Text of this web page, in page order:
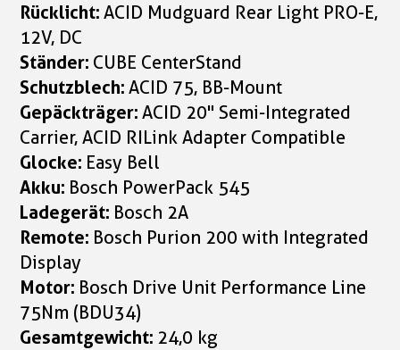
Rücklicht:ACID Mudguard Rear Light PRO-E,
12V, DC
Ständer: CUBE CenterStand
Schutzblech:ACID 75, BB-Mount
Gepäckträger:ACID 20" Semi-Integrated
Carrier, ACID RILink Adapter Compatible
Glocke: Easy Bell
Akku: Bosch PowerPack 545
Ladegerät: Bosch 2A
Remote: Bosch Purion 200 with Integrated
Display
Motor: Bosch Drive Unit Performance Line
75Nm (BDU34)
Gesamtgewicht: 24,0 kg